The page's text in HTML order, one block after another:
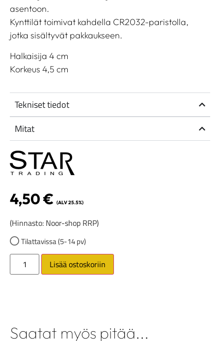
asentoon.
Kynttilät toimivat kahdella CR2032-paristolla,
jotka sisältyvät pakkaukseen.
Halkaisija 4 cm
Korkeus 4,5 cm
Tekniset tiedot
Mitat
4,50€ (ALV 25.5%)
(Hinnasto: Noor-shop RRP)
Tilattavissa (5-14 pv)
Lisää ostoskoriin
Saatat myös pitää...